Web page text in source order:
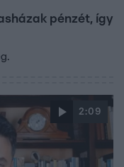
pénzét, így
2:09